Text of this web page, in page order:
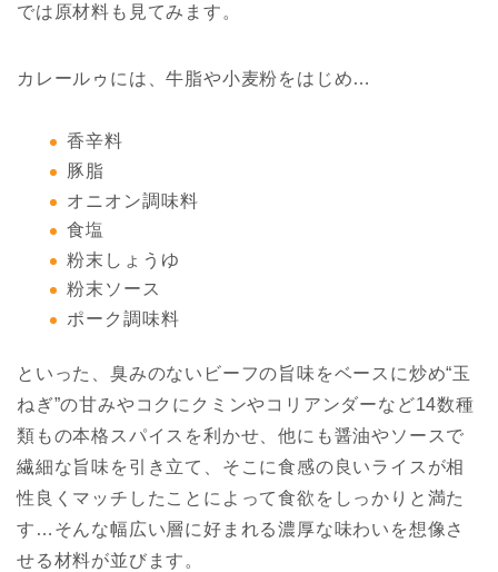
では原材料も見てみます。
カレールゥには、牛脂や小麦粉をはじめ…
香辛料
豚脂
オニオン調味料
食塩
粉末しょうゆ
粉末ソース
ポーク調味料
といった、臭みのないビーフの旨味をベースに炒め“玉
ねぎ”の甘みやコクにクミンやコリアンダーなど14数種
類もの本格スパイスを利かせ、他にも醤油やソースで
繊細な旨味を引き立て、そこに食感の良いライスが相
性良くマッチしたことによって食欲をしっかりと満た
す…そんな幅広い層に好まれる濃厚な味わいを想像さ
せる材料が並びます。